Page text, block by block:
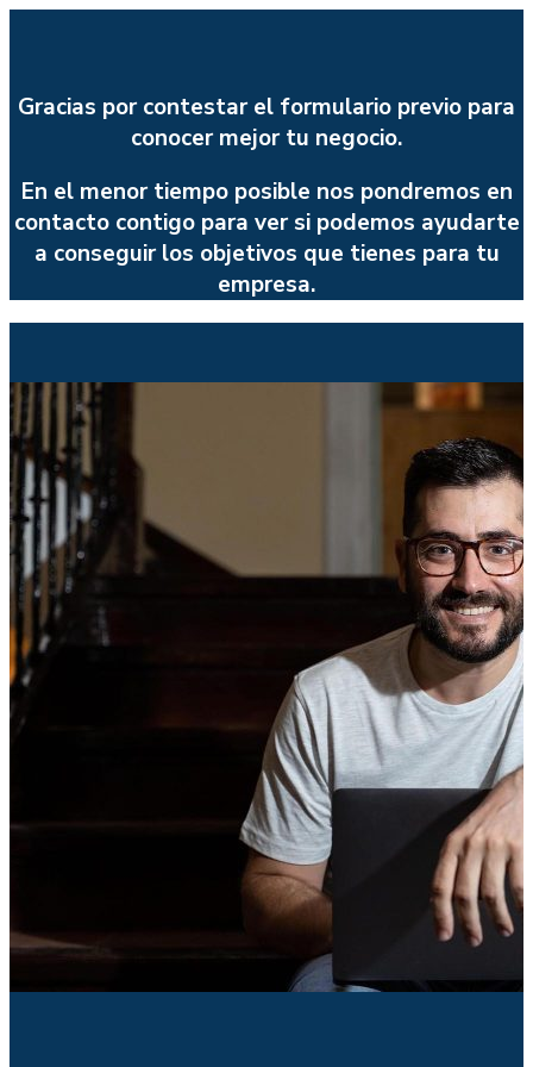
Gracias por contestar el formulario previo para
conocer mejor tu negocio.
En el menor tiempo posible nos pondremos en
contacto contigo para ver si podemos ayudarte
a conseguir los objetivos que tienes para tu
empresa.